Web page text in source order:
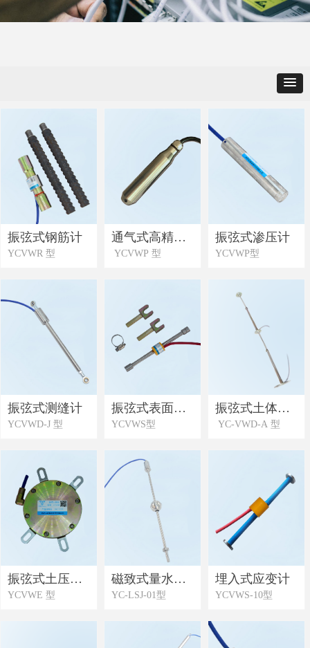
振弦式钢筋计
YCVWR 型
通气式高精度
水位计
YCVWP 型
振弦式渗压计
YCVWP型
振弦式测缝计
YCVWD-J 型
振弦式表面应
变计
YCVWS型
振弦式土体沉
降计
YC-VWD-A 型
振弦式土压力
计
YCVWE 型
磁致式量水堰
计
YC-LSJ-01型
埋入式应变计
YCVWS-10型